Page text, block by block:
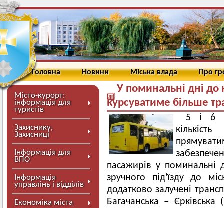
Головна Новини Міська влада Про
Місто-курорт:
інформація для
туристів
Захиснику,
Захисниці
Інформація для
ВПО
Інформація
управлінь і відділів
Економіка міста
У поминальні дні
курсуватиме більше
5 і 6
пасажирів у
зручного під'їзду до
додатково залучені
Багачанська –